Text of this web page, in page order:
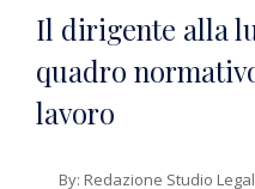
Il dirigente alla
quadro
lavoro
By: Redazione Studio